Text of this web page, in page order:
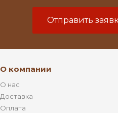
Отправить
О компании
О нас
Доставка
Оплата